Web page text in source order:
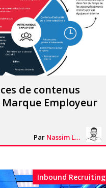
de contenus
Employeur
Par Nassim Lhacheq
Inbound Recruiting